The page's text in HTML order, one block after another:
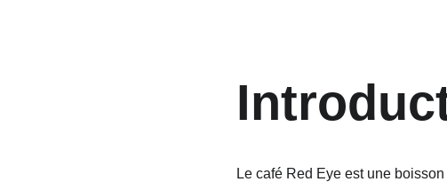
Le café Red Eye est une